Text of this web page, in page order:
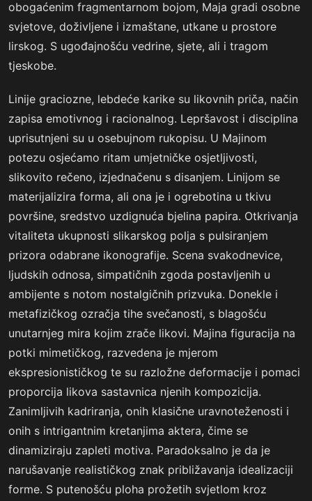
obogaćenim fragmentarnom bojom, Maja gradi osobne
svjetove, doživljene i izmaštane, utkane u prostore
lirskog. S ugođajnošću vedrine, sjete, ali i tragom
tjeskobe.
Linije graciozne, lebdeće karike su likovnih priča, način
zapisa emotivnog i racionalnog. Lepršavost i disciplina
uprisutnjeni su u osebujnom rukopisu. U Majinom
potezu osjećamo ritam umjetničke osjetljivosti,
slikovito rečeno, izjednačenu s disanjem. Linijom se
materijalizira forma, ali ona je i ogrebotina u tkivu
površine, sredstvo uzdignuća bjelina papira. Otkrivanja
vitaliteta ukupnosti slikarskog polja s pulsiranjem
prizora odabrane ikonografije. Scena svakodnevice,
ljudskih odnosa, simpatičnih zgoda postavljenih u
ambijente s notom nostalgičnih prizvuka. Donekle i
metafizičkog ozračja tihe svečanosti, s blagošću
unutarnjeg mira kojim zrače likovi. Majina figuracija na
potki mimetičkog, razvedena je mjerom
ekspresionističkog te su razložne deformacije i pomaci
proporcija likova sastavnica njenih kompozicija.
Zanimljivih kadriranja, onih klasične uravnoteženosti i
onih s intrigantnim kretanjima aktera, čime se
dinamiziraju zapleti motiva. Paradoksalno je da je
narušavanje realističkog znak približavanja idealizaciji
forme. S putenošću ploha prožetih svjetlom kroz